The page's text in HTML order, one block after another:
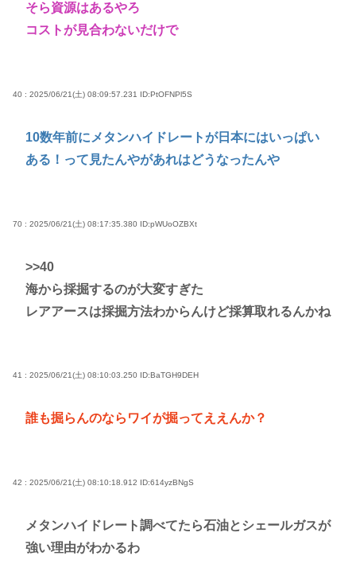
そら資源はあるやろ
コストが見合わないだけで
40 : 2025/06/21(土) 08:09:57.231 ID:PtOFNPl5S
10数年前にメタンハイドレートが日本にはいっぱい
ある！って見たんやがあれはどうなったんや
70 : 2025/06/21(土) 08:17:35.380 ID:pWUoOZBXt
>>40
海から採掘するのが大変すぎた
レアアースは採掘方法わからんけど採算取れるんかね
41 : 2025/06/21(土) 08:10:03.250 ID:BaTGH9DEH
誰も掘らんのならワイが掘ってええんか？
42 : 2025/06/21(土) 08:10:18.912 ID:614yzBNgS
メタンハイドレート調べてたら石油とシェールガスが
強い理由がわかるわ